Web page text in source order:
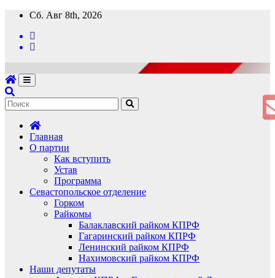
Перейти
содержимому
Сб. Авг 8th, 2026
Главная
О партии
Как вступить
Устав
Программа
Севастопольское отделение
Горком
Райкомы
Балаклавский райком КПРФ
Гагаринский райком КПРФ
Ленинский райком КПРФ
Нахимовский райком КПРФ
Наши депутаты